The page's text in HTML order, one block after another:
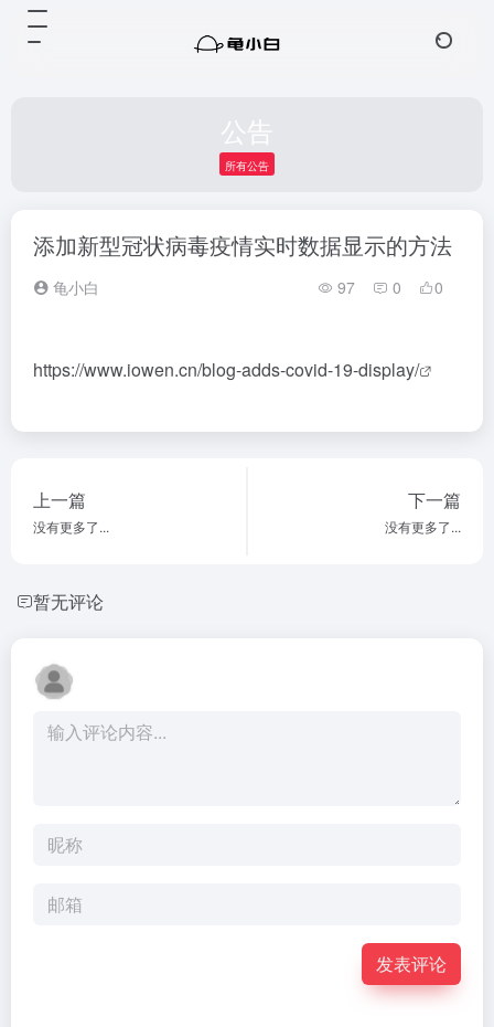
公告
所有公告
添加新型冠状病毒疫情实时数据显示的方法
龟小白 97 0 0
https://www.iowen.cn/blog-adds-covid-19-display/
上一篇
没有更多了...
下一篇
没有更多了...
暂无评论
发表评论